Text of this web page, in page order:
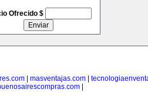
Ofrecido $
masventajas.com
|